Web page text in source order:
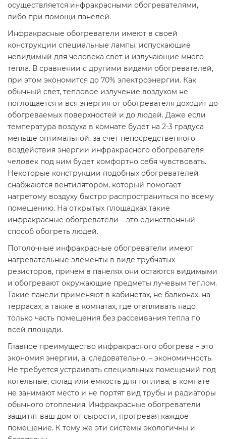
осуществляется инфракрасными обогревателями,
либо при помощи панелей.
Инфракрасные обогреватели имеют в своей
конструкции специальные лампы, испускающие
невидимый для человека свет и излучающие много
тепла. В сравнении с другими видами обогревателей,
при этом экономится до 70% электроэнергии. Как
обычный свет, тепловое излучение воздухом не
поглощается и вся энергия от обогревателя доходит до
обогреваемых поверхностей и до людей. Даже если
температура воздуха в комнате будет на 2-3 градуса
меньше оптимальной, за счет непосредственного
воздействия энергии инфракрасного обогревателя
человек под ним будет комфортно себя чувствовать.
Некоторые конструкции подобных обогревателей
снабжаются вентилятором, который помогает
нагретому воздуху быстро распространиться по всему
помещению. На открытых площадках такие
инфракрасные обогреватели – это единственный
способ обогреть людей.
Потолочные инфракрасные обогреватели имеют
нагревательные элементы в виде трубчатых
резисторов, причем в панелях они остаются видимыми
и обогревают окружающие предметы лучевым теплом.
Такие панели применяют в кабинетах, не балконах, на
террасах, а также в комнатах, где отапливать надо
только часть помещения без рассеивания тепла по
всей площади.
Главное преимущество инфракрасного обогрева – это
экономия энергии, а, следовательно, – экономичность.
Не требуется устраивать специальных помещений под
котельные, склад или емкость для топлива, в комнате
не занимают место и не портят вид трубы и радиаторы
обычного отопления. Инфракрасные обогреватели
защитят ваш дом от сырости, прогревая каждое
помещение. К тому же эти системы экологичны и